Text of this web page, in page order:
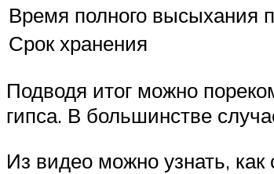
Время полного высыхания
Срок хранения
Подводя итог можно
гипса. В большинстве
Из видео можно узнать, как